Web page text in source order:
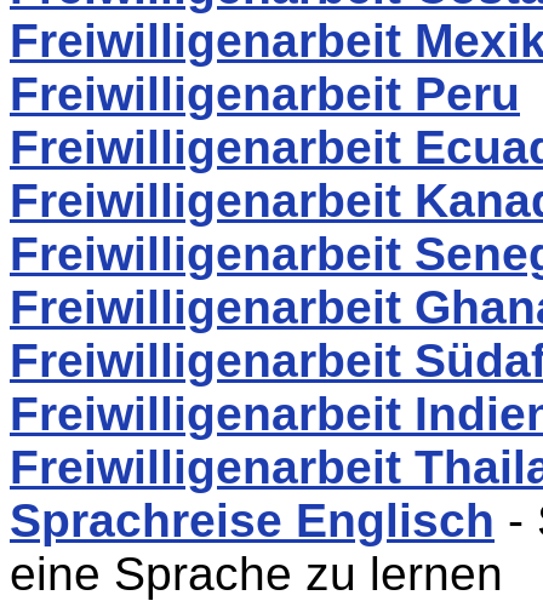
Freiwilligenarbeit
Freiwilligenarbeit Peru
Freiwilligenarbeit
Freiwilligenarbeit
Freiwilligenarbeit
Freiwilligenarbeit
Freiwilligenarbeit
Freiwilligenarbeit
Freiwilligenarbeit
Sprachreise Englisch -
eine Sprache zu lernen